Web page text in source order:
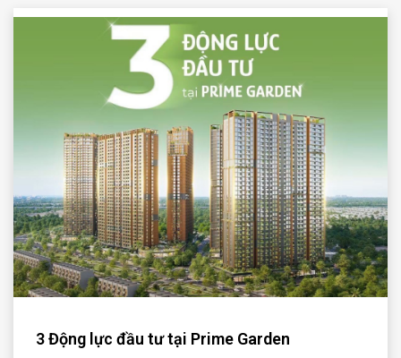
3 Động lực đầu tư tại Prime Garden